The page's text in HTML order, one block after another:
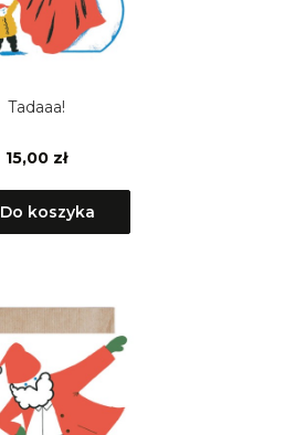
Tadaaa!
15,00 zł
Do koszyka